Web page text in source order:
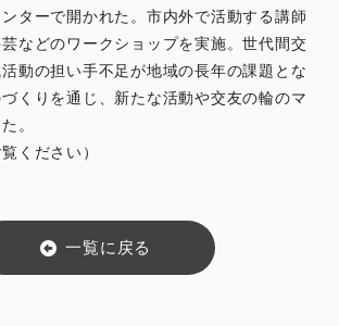
ターで開かれた。市内外で活動する講師
などのワークショップを実施。世代間交
動の担い手不足が地域の長年の課題とな
くりを通じ、新たな活動や交友の輪のマ
。
ください）
一覧に戻る